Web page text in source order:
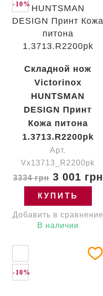
-10%
Складной нож
Victorinox
HUNTSMAN
DESIGN Принт
Кожа питона
1.3713.R2200pk
Арт.
Vx13713_R2200pk
3334 грн3 001 грн
КУПИТЬ
Добавить в сравнение
В наличии
-10%